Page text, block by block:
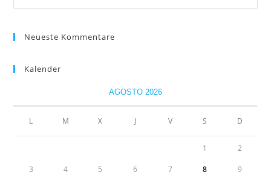
en
webNeueste Kommentare
Kalender
AGOSTO 2026
L M X J V S D
1 2
3 4 5 6 7 8 9